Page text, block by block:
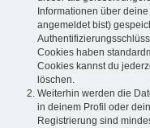
Informationen über
angemeldet bist)
Cookies haben
Cookies kannst du
löschen.
Weiterhin werden die
in deinem Profil oder
Registrierung sind